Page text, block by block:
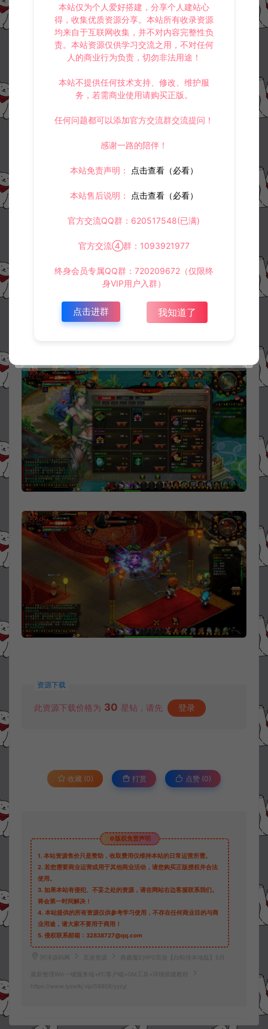
资源下载
此资源下载价格为 30 星钻，请先 登录
收藏 (0) 打赏 点赞 (0)
©版权免责声明
1. 本站资源售价只是赞助，收取费用仅维持本站的日常运营所需。
2. 若您需要商业运营或用于其他商业活动，请您购买正版授权并合法
使用。
3. 如果本站有侵犯、不妥之处的资源，请在网站右边客服联系我们。
将会第一时间解决！
4. 本站提供的所有资源仅供参考学习使用，不存在任何商业目的与商
业用途，请大家不要用于商用！
5. 侵权联系邮箱：32838727@qq.com
阿泽源码网 页游资源 典藏魔幻RPG页游【白蛇传本地版】5月
最新整理Win一键服务端+PC客户端+GM工具+详细搭建教程
https://www.lyzwlkj.vip/59906/yyzy/
本站仅为个人爱好搭建，分享个人建站心
得，收集优质资源分享。本站所有收录资源
均来自于互联网收集，并不对内容完整性负
责。本站资源仅供学习交流之用，不对任何
人的商业行为负责，切勿非法用途！
本站不提供任何技术支持、修改、维护服
务，若需商业使用请购买正版。
任何问题都可以添加官方交流群交流提问！
感谢一路的陪伴！
本站免责声明： 点击查看（必看）
本站售后说明： 点击查看（必看）
官方交流QQ群：620517548(已满)
官方交流④群：1093921977
终身会员专属QQ群：720209672（仅限终
身VIP用户入群）
点击进群 我知道了